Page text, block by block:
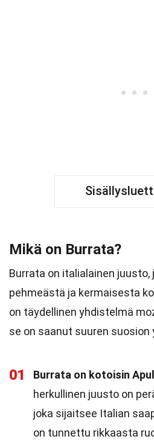
Mikä on Burrata?
Burrata on italialainen
pehmeästä ja kermaisesta
on täydellinen yhdistelmä
se on saanut suuren suosion
01 Burrata on kotoisin
herkullinen juusto on
joka sijaitsee Italian
on tunnettu rikkaasta